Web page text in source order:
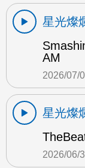
星光燦
AM
2026/07/
星光燦
2026/06/